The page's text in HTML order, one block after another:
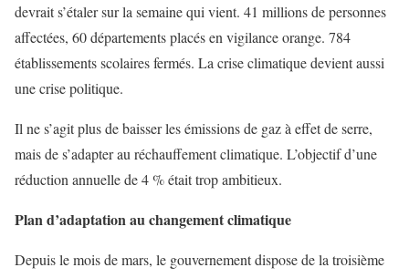
devrait s’étaler sur la semaine qui vient. 41 millions de personnes
affectées, 60 départements placés en vigilance orange. 784
établissements scolaires fermés. La crise climatique devient aussi
une crise politique.
Il ne s’agit plus de baisser les émissions de gaz à effet de serre,
mais de s’adapter au réchauffement climatique. L’objectif d’une
réduction annuelle de 4 % était trop ambitieux.
Plan d’adaptation au changement climatique
Depuis le mois de mars, le gouvernement dispose de la troisième